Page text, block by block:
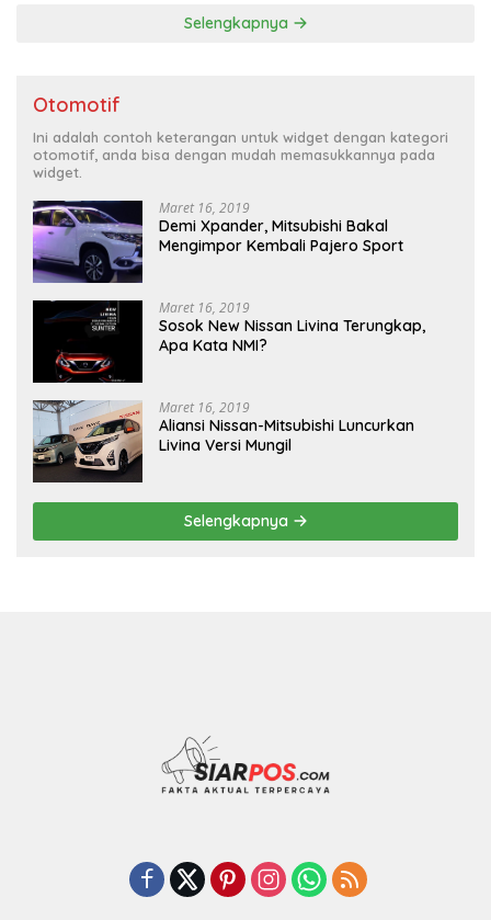
Selengkapnya
Otomotif
Ini adalah contoh keterangan untuk widget dengan kategori
otomotif, anda bisa dengan mudah memasukkannya pada
widget.
Maret 16, 2019
Demi Xpander, Mitsubishi Bakal
Mengimpor Kembali Pajero Sport
Maret 16, 2019
Sosok New Nissan Livina Terungkap,
Apa Kata NMI?
Maret 16, 2019
Aliansi Nissan-Mitsubishi Luncurkan
Livina Versi Mungil
Selengkapnya